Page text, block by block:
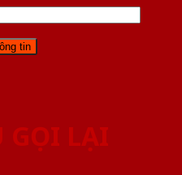
GỌI LẠI